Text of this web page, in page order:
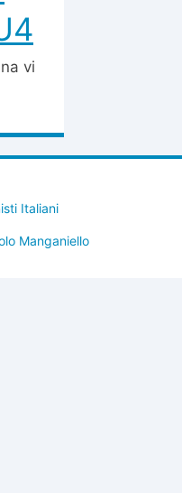
vi
Italiani
Manganiello